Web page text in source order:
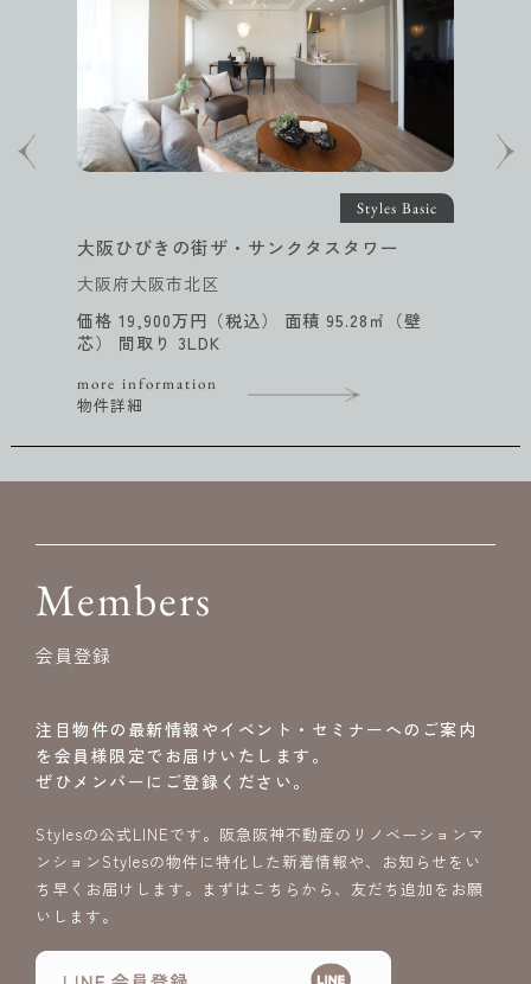
Styles Basic
大阪ひびきの街ザ・サンクタスタワー
大阪府大阪市北区
価格 19,900万円（税込） 面積 95.28㎡（壁
芯） 間取り 3LDK
more information
Members
会員登録
注目物件の最新情報やイベント・セミナーへのご案内
を会員様限定でお届けいたします。
ぜひメンバーにご登録ください。
Stylesの公式LINEです。阪急阪神不動産のリノベーションマ
ンションStylesの物件に特化した新着情報や、お知らせをい
ち早くお届けします。まずはこちらから、友だち追加をお願
いします。